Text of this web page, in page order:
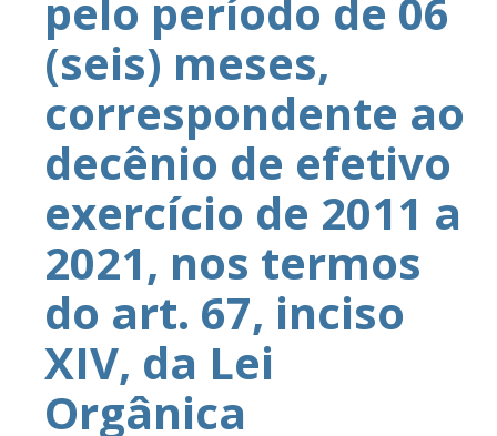
pelo período de 06
(seis) meses,
correspondente ao
decênio de efetivo
exercício de 2011 a
2021, nos termos
do art. 67, inciso
XIV, da Lei
Orgânica